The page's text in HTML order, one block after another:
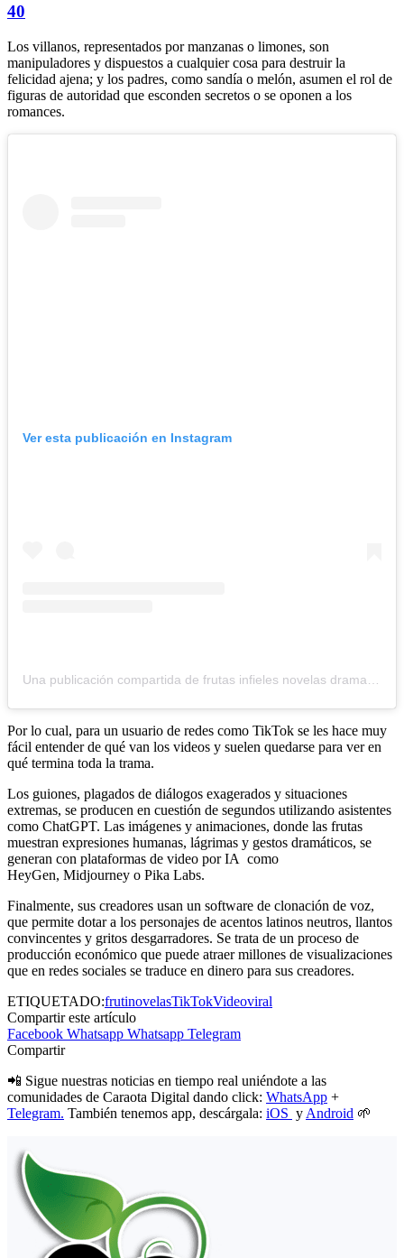
40
Los villanos, representados por manzanas o limones, son
manipuladores y dispuestos a cualquier cosa para destruir la
felicidad ajena; y los padres, como sandía o melón, asumen el rol de
figuras de autoridad que esconden secretos o se oponen a los
romances.
Ver esta publicación en Instagram
Por lo cual, para un usuario de redes como TikTok se les hace muy
fácil entender de qué van los videos y suelen quedarse para ver en
qué termina toda la trama.
Los guiones, plagados de diálogos exagerados y situaciones
extremas, se producen en cuestión de segundos utilizando asistentes
como ChatGPT. Las imágenes y animaciones, donde las frutas
muestran expresiones humanas, lágrimas y gestos dramáticos, se
generan con plataformas de video por IA como
HeyGen, Midjourney o Pika Labs.
Finalmente, sus creadores usan un software de clonación de voz,
que permite dotar a los personajes de acentos latinos neutros, llantos
convincentes y gritos desgarradores. Se trata de un proceso de
producción económico que puede atraer millones de visualizaciones
que en redes sociales se traduce en dinero para sus creadores.
ETIQUETADO:frutinovelasTikTokVideoviral
Compartir este artículo
Facebook Whatsapp Whatsapp Telegram
Compartir
📲 Sigue nuestras noticias en tiempo real uniéndote a las
comunidades de Caraota Digital dando click: WhatsApp +
Telegram. También tenemos app, descárgala: iOS y Android 🌱